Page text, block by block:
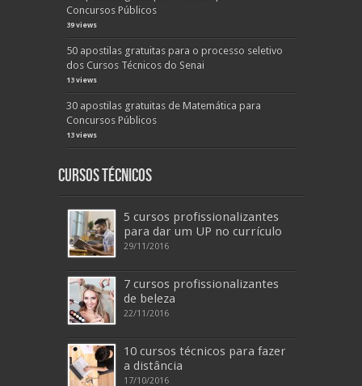
Concursos Públicos
39 views
50 apostilas gratuitas para o processo seletivo
dos Cursos Técnicos do Senai
13 views
30 apostilas gratuitas de Matemática para
Concursos Públicos
13 views
Cursos Técnicos
5 cursos profissionalizantes
para dar um UP no currículo
29/11/2016
7 cursos profissionalizantes
de beleza
22/11/2016
10 cursos técnicos para fazer
a distância
17/10/2016